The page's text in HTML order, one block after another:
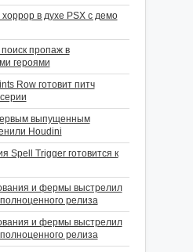
в духе PSX с демо
пропаж в
героями
Row готовит питч
выпущенным
Houdini
Spell Trigger готовится к
и фермы выстрелил
релиза
и фермы выстрелил
релиза